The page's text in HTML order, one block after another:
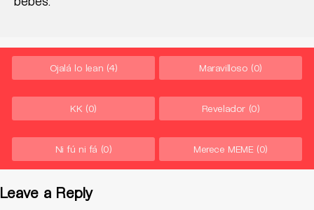
Ojalá lo lean (4) Maravilloso (0)
KK (0) Revelador (0)
Ni fú ni fá (0) Merece MEME (0)
Leave a Reply